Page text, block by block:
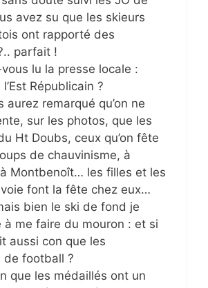
avez su que les skieurs
ont rapporté des
parfait !
lu la presse locale :
l’Est Républicain ?
aurez remarqué qu’on ne
sur les photos, que les
Ht Doubs, ceux qu’on fête
de chauvinisme, à
Montbenoît… les filles et les
font la fête chez eux…
bien le ski de fond je
à me faire du mouron : et si
aussi con que les
de football ?
que les médaillés ont un